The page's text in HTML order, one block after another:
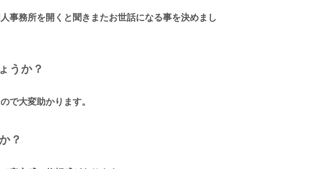
事務所を開くと聞きまたお世話になる事を決めまし
うか？
で大変助かります。
？